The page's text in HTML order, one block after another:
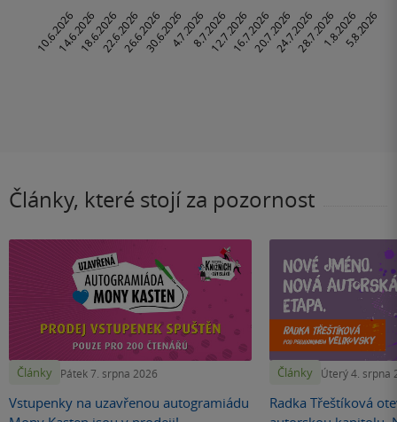
Články, které stojí za pozornost
Články Pátek 7. srpna 2026
Vstupenky na uzavřenou autogramiádu
Články Úterý 4. srpna
Radka Třeštíková